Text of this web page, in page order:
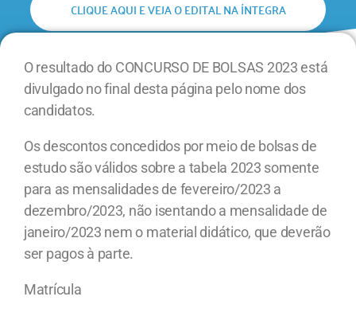
CLIQUE AQUI E VEJA O EDITAL NA ÍNTEGRA
O resultado do CONCURSO DE BOLSAS 2023 está
divulgado no final desta página pelo nome dos
candidatos.
Os descontos concedidos por meio de bolsas de
estudo são válidos sobre a tabela 2023 somente
para as mensalidades de fevereiro/2023 a
dezembro/2023, não isentando a mensalidade de
janeiro/2023 nem o material didático, que deverão
ser pagos à parte.
Matrícula